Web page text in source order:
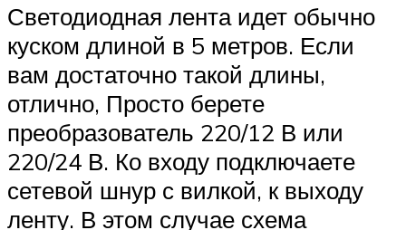
Светодиодная лента идет обычно
куском длиной в 5 метров. Если
вам достаточно такой длины,
отлично, Просто берете
преобразователь 220/12 В или
220/24 В. Ко входу подключаете
сетевой шнур с вилкой, к выходу
ленту. В этом случае схема